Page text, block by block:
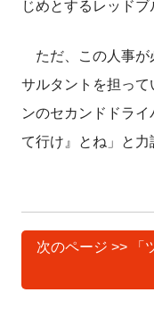
じめとするレッド
ただ、この人事が
サルタントを担っ
ンのセカンドドラ
て行け』とね」と
次のページ >> 「